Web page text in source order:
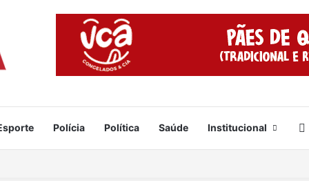
Polícia Política Saúde Institucional